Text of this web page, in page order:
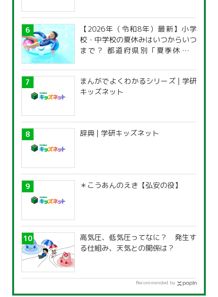
【2026年（令和8年）最新】小学
校・中学校の夏休みはいつからいつ
まで？ 都道府県別「夏季休暇一
まんがでよくわかるシリーズ | 学研
キッズネット
辞典 | 学研キッズネット
＊こうあんのえき【弘安の役】
高気圧、低気圧ってなに？ 発生す
る仕組み、天気との関係は？
Recommended by